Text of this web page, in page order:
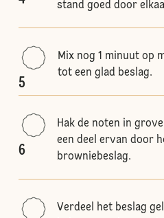
stand goed door
5
Mix nog 1 minuut op
tot een glad beslag.
6
Hak de noten in
een deel ervan door
browniebeslag.
Verdeel het beslag